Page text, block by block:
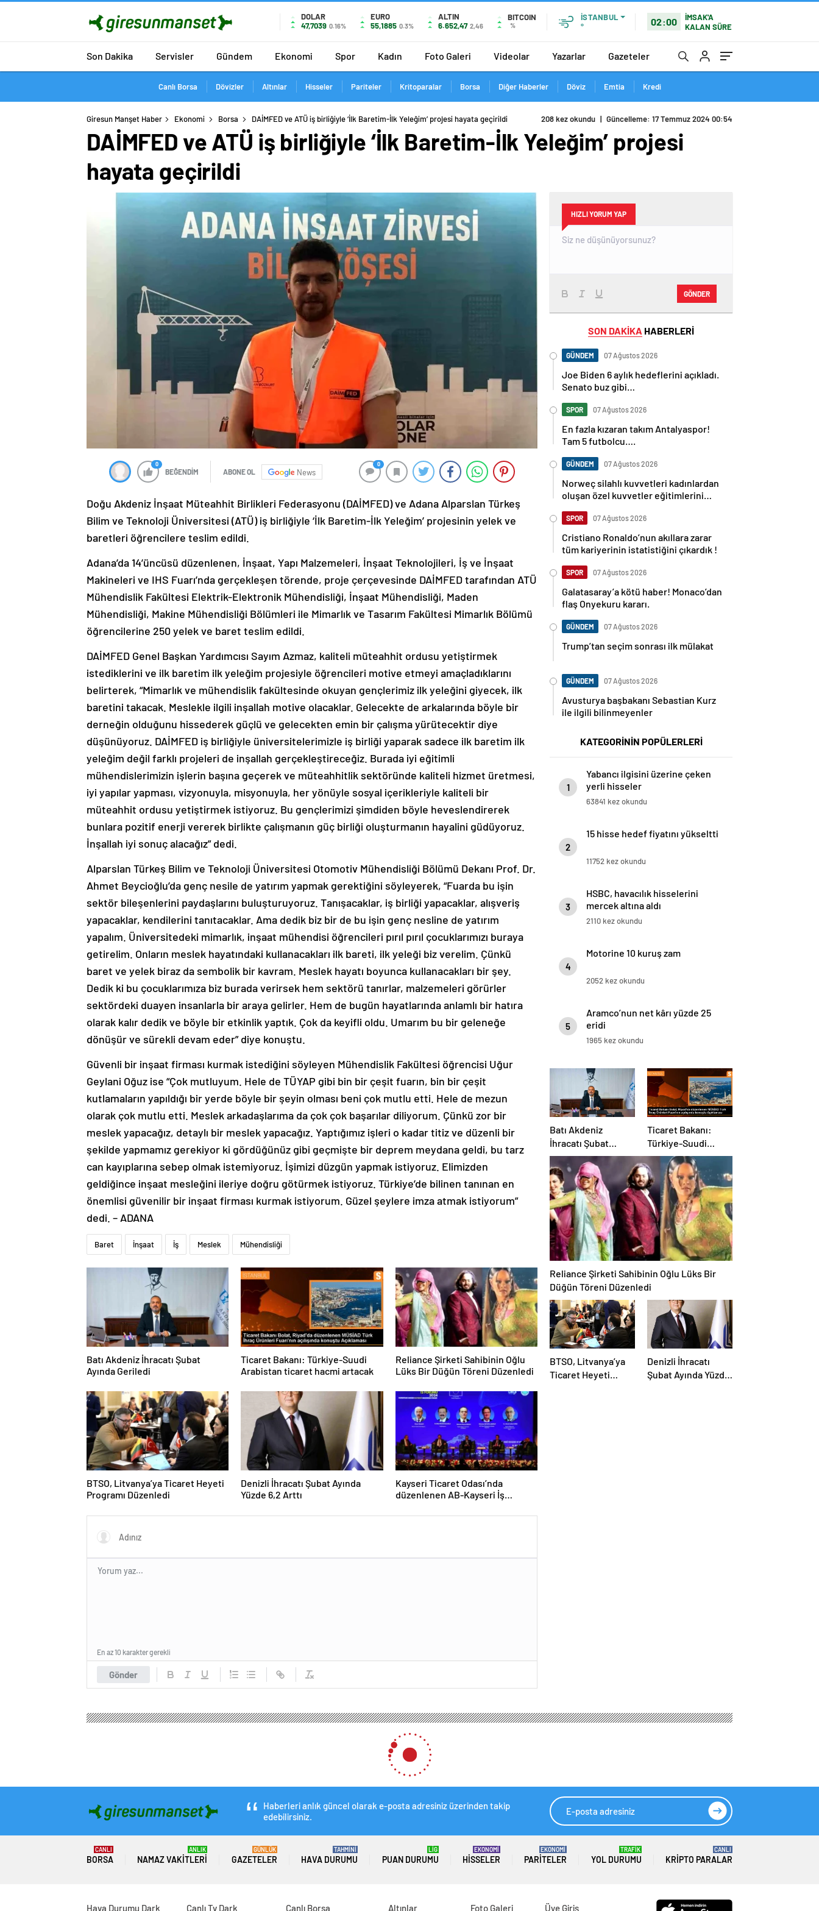
DOLAR
47,7039 0.16%
EURO
55,1885 0.3%
ALTIN
6.652,47 2,46
BITCOIN
%
İSTANBUL
°
02:00
İMSAK'A
KALAN SÜRE
Son Dakika Servisler Gündem Ekonomi Spor Kadın Foto Galeri Videolar Yazarlar Gazeteler
Canlı Borsa Dövizler Altınlar Hisseler Pariteler Kritoparalar Borsa Diğer Haberler Döviz Emtia Kredi
Giresun Manşet Haber Ekonomi Borsa DAİMFED ve ATÜ iş birliğiyle ‘İlk Baretim-İlk Yeleğim’ projesi hayata geçirildi
DAİMFED ve ATÜ iş birliğiyle ‘İlk Baretim-İlk Yeleğim’ projesi
hayata geçirildi
0
BEĞENDİM ABONE OL News
0
Doğu Akdeniz İnşaat Müteahhit Birlikleri Federasyonu (DAİMFED) ve Adana Alparslan Türkeş
Bilim ve Teknoloji Üniversitesi (ATÜ) iş birliğiyle ‘İlk Baretim-İlk Yeleğim’ projesinin yelek ve
baretleri öğrencilere teslim edildi.
Adana’da 14’üncüsü düzenlenen, İnşaat, Yapı Malzemeleri, İnşaat Teknolojileri, İş ve İnşaat
Makineleri ve IHS Fuarı’nda gerçekleşen törende, proje çerçevesinde DAİMFED tarafından ATÜ
Mühendislik Fakültesi Elektrik-Elektronik Mühendisliği, İnşaat Mühendisliği, Maden
Mühendisliği, Makine Mühendisliği Bölümleri ile Mimarlık ve Tasarım Fakültesi Mimarlık Bölümü
öğrencilerine 250 yelek ve baret teslim edildi.
DAİMFED Genel Başkan Yardımcısı Sayım Azmaz, kaliteli müteahhit ordusu yetiştirmek
istediklerini ve ilk baretim ilk yeleğim projesiyle öğrencileri motive etmeyi amaçladıklarını
belirterek, “Mimarlık ve mühendislik fakültesinde okuyan gençlerimiz ilk yeleğini giyecek, ilk
baretini takacak. Meslekle ilgili inşallah motive olacaklar. Gelecekte de arkalarında böyle bir
derneğin olduğunu hissederek güçlü ve gelecekten emin bir çalışma yürütecektir diye
düşünüyoruz. DAİMFED iş birliğiyle üniversitelerimizle iş birliği yaparak sadece ilk baretim ilk
yeleğim değil farklı projeleri de inşallah gerçekleştireceğiz. Burada iyi eğitimli
mühendislerimizin işlerin başına geçerek ve müteahhitlik sektöründe kaliteli hizmet üretmesi,
iyi yapılar yapması, vizyonuyla, misyonuyla, her yönüyle sosyal içerikleriyle kaliteli bir
müteahhit ordusu yetiştirmek istiyoruz. Bu gençlerimizi şimdiden böyle heveslendirerek
bunlara pozitif enerji vererek birlikte çalışmanın güç birliği oluşturmanın hayalini güdüyoruz.
İnşallah iyi sonuç alacağız” dedi.
Alparslan Türkeş Bilim ve Teknoloji Üniversitesi Otomotiv Mühendisliği Bölümü Dekanı Prof. Dr.
Ahmet Beycioğlu’da genç nesile de yatırım yapmak gerektiğini söyleyerek, “Fuarda bu işin
sektör bileşenlerini paydaşlarını buluşturuyoruz. Tanışacaklar, iş birliği yapacaklar, alışveriş
yapacaklar, kendilerini tanıtacaklar. Ama dedik biz bir de bu işin genç nesline de yatırım
yapalım. Üniversitedeki mimarlık, inşaat mühendisi öğrencileri pırıl pırıl çocuklarımızı buraya
getirelim. Onların meslek hayatındaki kullanacakları ilk bareti, ilk yeleği biz verelim. Çünkü
baret ve yelek biraz da sembolik bir kavram. Meslek hayatı boyunca kullanacakları bir şey.
Dedik ki bu çocuklarımıza biz burada verirsek hem sektörü tanırlar, malzemeleri görürler
sektördeki duayen insanlarla bir araya gelirler. Hem de bugün hayatlarında anlamlı bir hatıra
olarak kalır dedik ve böyle bir etkinlik yaptık. Çok da keyifli oldu. Umarım bu bir geleneğe
dönüşür ve sürekli devam eder” diye konuştu.
Güvenli bir inşaat firması kurmak istediğini söyleyen Mühendislik Fakültesi öğrencisi Uğur
Geylani Oğuz ise “Çok mutluyum. Hele de TÜYAP gibi bin bir çeşit fuarın, bin bir çeşit
kutlamaların yapıldığı bir yerde böyle bir şeyin olması beni çok mutlu etti. Hele de mezun
olarak çok mutlu etti. Meslek arkadaşlarıma da çok çok başarılar diliyorum. Çünkü zor bir
meslek yapacağız, detaylı bir meslek yapacağız. Yaptığımız işleri o kadar titiz ve düzenli bir
şekilde yapmamız gerekiyor ki gördüğünüz gibi geçmişte bir deprem meydana geldi, bu tarz
can kayıplarına sebep olmak istemiyoruz. İşimizi düzgün yapmak istiyoruz. Elimizden
geldiğince inşaat mesleğini ileriye doğru götürmek istiyoruz. Türkiye’de bilinen tanınan en
önemlisi güvenilir bir inşaat firması kurmak istiyorum. Güzel şeylere imza atmak istiyorum”
dedi. – ADANA
Baret İnşaat İş Meslek Mühendisliği
Batı Akdeniz İhracatı Şubat
Ayında Geriledi
Ticaret Bakanı: Türkiye-Suudi
Arabistan ticaret hacmi artacak
Reliance Şirketi Sahibinin Oğlu
Lüks Bir Düğün Töreni Düzenledi
BTSO, Litvanya’ya Ticaret Heyeti
Programı Düzenledi
Denizli İhracatı Şubat Ayında
Yüzde 6,2 Arttı
Kayseri Ticaret Odası’nda
düzenlenen AB-Kayseri İş
dijitalleşme vurgusu yapıldı
Gönder
En az 10 karakter gerekli
HIZLI YORUM YAP
GÖNDER
SON DAKİKA HABERLERİ
GÜNDEM 07 Ağustos 2026
Joe Biden 6 aylık hedeflerini açıkladı.
Senato buz gibi…
SPOR 07 Ağustos 2026
En fazla kızaran takım Antalyaspor!
Tam 5 futbolcu….
GÜNDEM 07 Ağustos 2026
Norweç silahlı kuvvetleri kadınlardan
oluşan özel kuvvetler eğitimlerini
SPOR 07 Ağustos 2026
Cristiano Ronaldo’nun akıllara zarar
tüm kariyerinin istatistiğini çıkardık !
SPOR 07 Ağustos 2026
Galatasaray’a kötü haber! Monaco’dan
flaş Onyekuru kararı.
GÜNDEM 07 Ağustos 2026
Trump’tan seçim sonrası ilk mülakat
GÜNDEM 07 Ağustos 2026
Avusturya başbakanı Sebastian Kurz
ile ilgili bilinmeyenler
KATEGORİNİN POPÜLERLERİ
1
Yabancı ilgisini üzerine çeken
yerli hisseler
63841 kez okundu
2
15 hisse hedef fiyatını yükseltti
11752 kez okundu
3
HSBC, havacılık hisselerini
mercek altına aldı
2110 kez okundu
4
Motorine 10 kuruş zam
2052 kez okundu
5
Aramco’nun net kârı yüzde 25
eridi
1965 kez okundu
Batı Akdeniz
İhracatı Şubat
Ayında Geriledi
Ticaret Bakanı:
Türkiye-Suudi
Arabistan ticaret
hacmi artacak
Reliance Şirketi Sahibinin Oğlu Lüks Bir
Düğün Töreni Düzenledi
BTSO, Litvanya’ya
Ticaret Heyeti
Denizli İhracatı
Şubat Ayında Yüzde
Türkiye, Mavi Ekonomi ile Karadeniz’de lider ülke olmayı hedefliyor
Türkiye, Mavi Ekonomi ile Karadeniz’de lider ülke olmayı
hedefliyor